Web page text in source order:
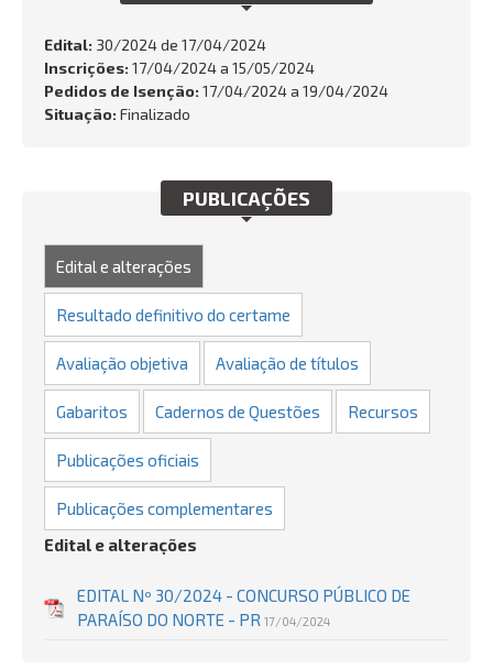
Busca:
BUSCAR
Edital: 30/2024 de 17/04/2024
Inscrições: 17/04/2024 a 15/05/2024
Pedidos de Isenção: 17/04/2024 a 19/04/2024
Situação: Finalizado
PUBLICAÇÕES
Edital e alterações
Resultado definitivo do certame
Avaliação objetiva Avaliação de títulos
Gabaritos Cadernos de Questões Recursos
Publicações oficiais
Publicações complementares
Edital e alterações
EDITAL Nº 30/2024 - CONCURSO PÚBLICO DE
PARAÍSO DO NORTE - PR 17/04/2024